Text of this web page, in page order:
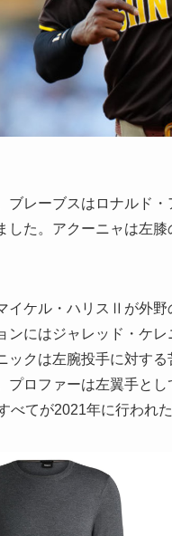
レーブスはロナルド
た。アクーニャは左
イケル・ハリスⅡが外
にはジャレッド・ケ
クは左腕投手に対する
ロファーは左翼手と
てが2021年に行われた